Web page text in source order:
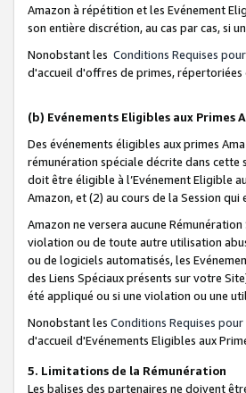
Amazon à répétition et les Evénement
son entière discrétion, au cas par cas, si
Nonobstant les Conditions Requises
d'accueil d'offres de primes,
(b) Evénements Eligibles aux Primes
Des événements éligibles aux primes
rémunération spéciale décrite dans cette
doit être éligible à l’Evénement Eligible
Amazon, et (2) au cours de la Session
Amazon ne versera aucune
violation ou de toute autre utilisation
ou de logiciels automatisés, les
des Liens Spéciaux présents sur votre
été appliqué ou si une violation ou une
Nonobstant les Conditions Requises
d'accueil d'Evénements Eligibles aux
5. Limitations de la Rémunération
Les balises des partenaires ne doivent